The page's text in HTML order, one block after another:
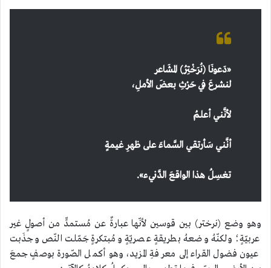
«دَعونَا (نُرَخْتِرُ) المشَاعر
لنشرعَ في حَرْثِ بعضَ الأملِ،
لأنَّني أعلمُ
أنَّني سَأرتقي السَّماءَ على ظهرِ غيمةٍ
تغسِلُ هذا الواقعَ الدَّنيء».
وهو وضع (نرختر) بين قوسين لأنّها عبارةٌ عن مُستمدٍّ من أصولٍ غير
عربيّةٍ؛ ولكنّهُ وضعهُ بطريقةٍ عصريّةٍ ومُبتكرةٍ جَمّلت النّص وجذَبت
عيون فضول القراء إلى معرفةِ المزيد، وهو أكمل الصّورة بوصفٍ جمعَ